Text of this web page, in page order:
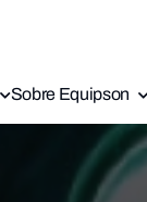
Sobre Equipson